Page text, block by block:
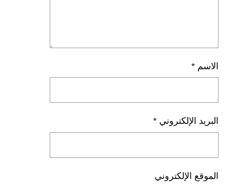
الاسم *
البريد الإلكتروني *
الموقع الإلكتروني